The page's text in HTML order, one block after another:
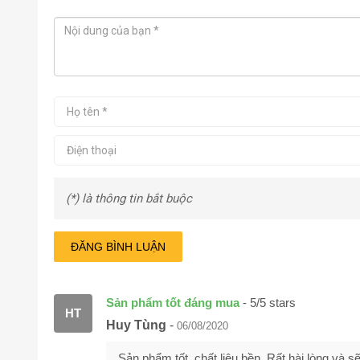
(*) là thông tin bắt buộc
ĐĂNG BÌNH LUẬN
Sản phẩm tốt đáng mua- 5/5 stars
HT
Huy Tùng - 06/08/2020